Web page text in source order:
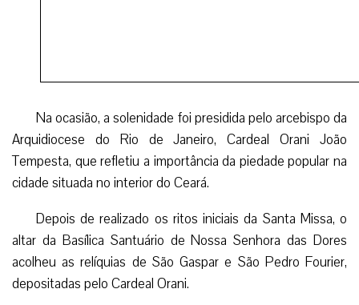
pelo Espírito Santo e O constituiu o Sumo Sacerdote, para
que oferecesse no altar do seu Corpo o sacrifício da vida
pela salvação de todos”.
sacrifício de Cristo, bem como as orações dos fiéis deram
prosseguimento aos ritos.
O revestimento do altar ficou sob responsabilidade da
Irmã Annette Dumoulin e da devota Rosalva Conceição.